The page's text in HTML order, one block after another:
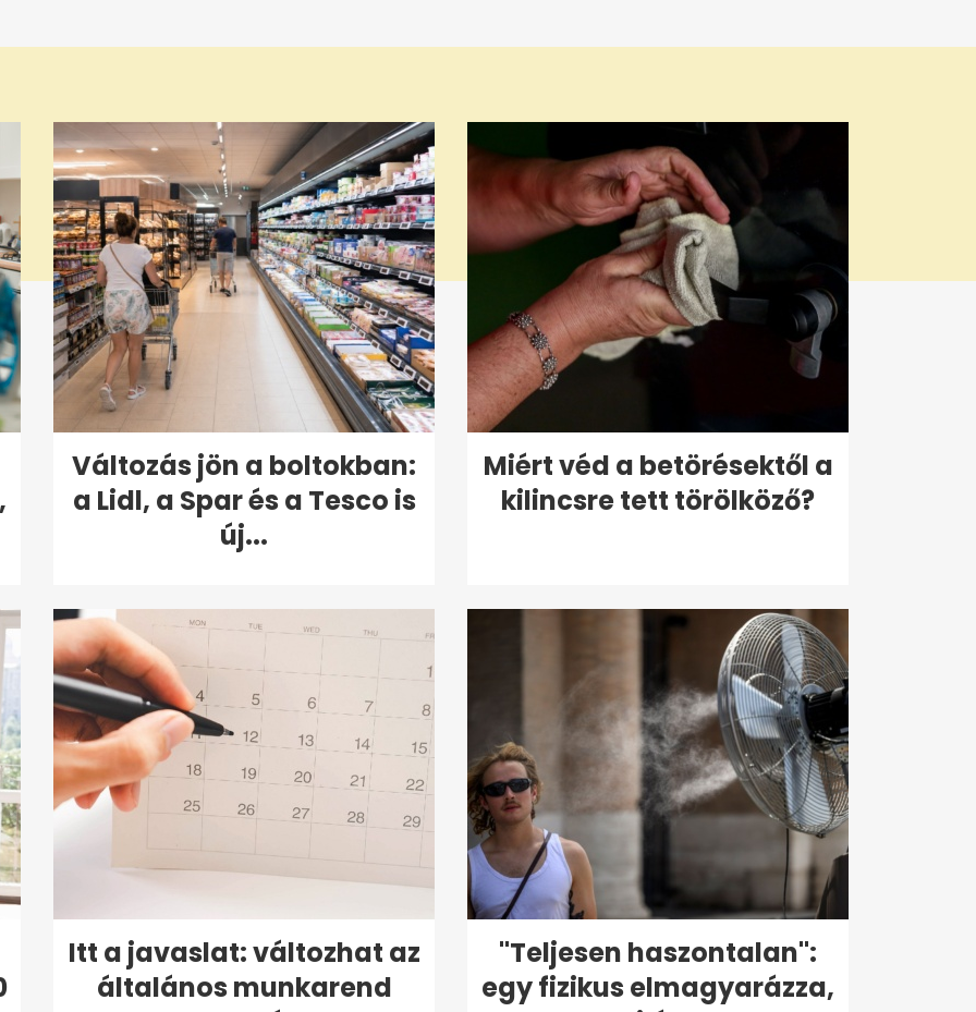
Változás jön a boltokban:
a Lidl, a Spar és a Tesco is
új...
Miért véd a betörésektől a
kilincsre tett törölköző?
Itt a javaslat: változhat az
általános munkarend
"Teljesen haszontalan":
egy fizikus elmagyarázza,